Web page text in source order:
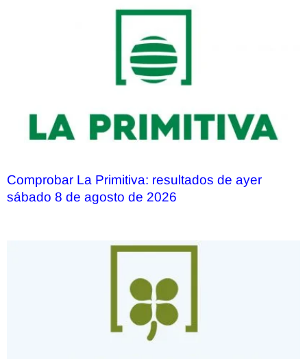
Comprobar La Primitiva: resultados de ayer
sábado 8 de agosto de 2026